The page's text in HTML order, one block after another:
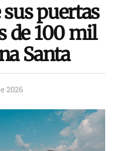
puertas
de 100 mil
Santa
2026